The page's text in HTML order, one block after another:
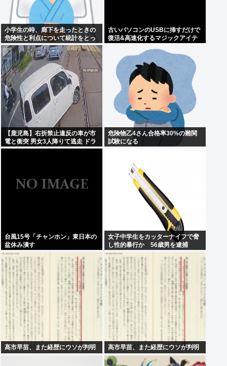
小学生の時、廊下を走ったときの
危険性と利点について統計をとっ
た奴がいた
古いパソコンのUSBに挿すだけで
復活&高速化するマジックアイテ
【鹿児島】右折禁止違反の車が市
電と衝突 男女3人降りて逃走 ドラ
イブレコーダーに一部始終
危険物乙4さん合格率30%の難関
試験になる
台風15号「チャンホン」東日本の
盆休み潰す
女子中学生をカッターナイフで脅
し性的暴行か 56歳男を逮捕
高市早苗、また経歴にウソが判明 高市早苗、また経歴にウソが判明